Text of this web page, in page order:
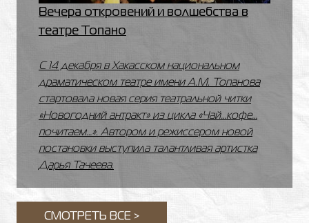
Вечера откровений и волшебства в
театре Топано
С 14 декабря в Хакасском национальном
драматическом театре имени А.М. Топанова
стартовала новая серия театральной читки
«Новогодний антракт» из цикла «Чай…кофе…
почитаем…». Автором и режиссером новой
постановки выступила талантливая артистка
Дарья Тачеева.
СМОТРЕТЬ ВСЕ >